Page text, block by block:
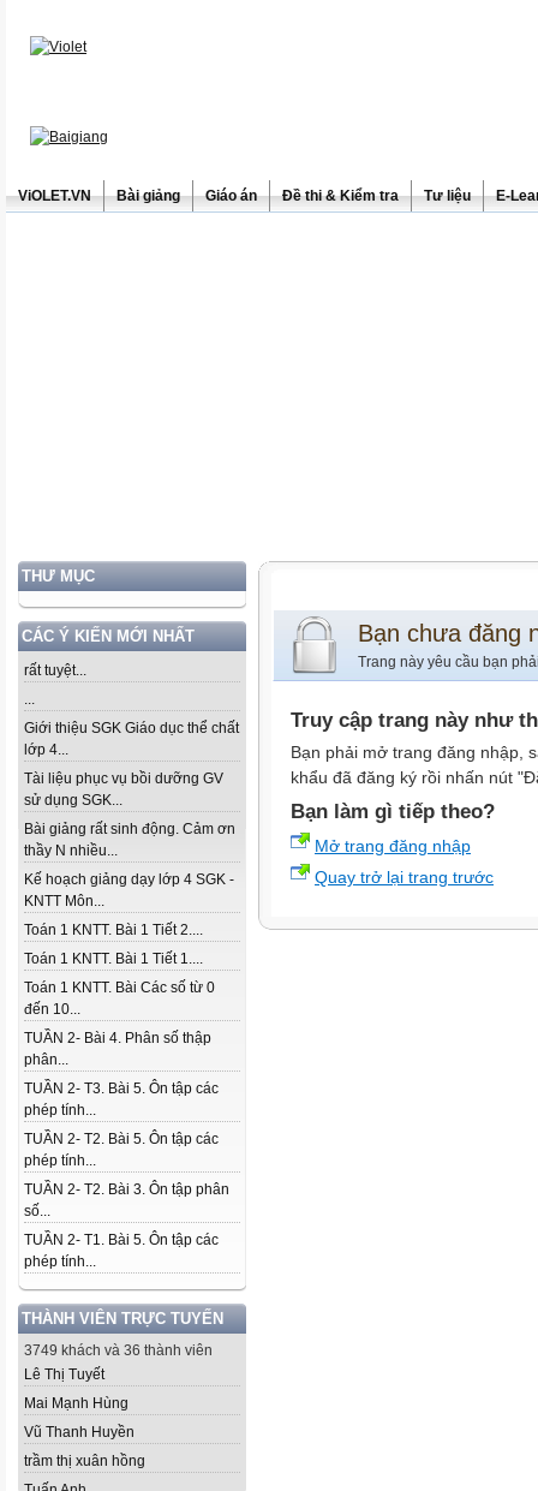
ViOLET.VN Bài giảng Giáo án Đề thi & Kiểm tra Tư liệu E-
THƯ MỤC
CÁC Ý KIẾN MỚI NHẤT
rất tuyệt...
...
Giới thiệu SGK Giáo dục thể chất
lớp 4...
Tài liệu phục vụ bồi dưỡng GV
sử dụng SGK...
Bài giảng rất sinh động. Cảm ơn
thầy N nhiều...
Kế hoạch giảng dạy lớp 4 SGK -
KNTT Môn...
Toán 1 KNTT. Bài 1 Tiết 2....
Toán 1 KNTT. Bài 1 Tiết 1....
Toán 1 KNTT. Bài Các số từ 0
đến 10...
TUẦN 2- Bài 4. Phân số thập
phân...
TUẦN 2- T3. Bài 5. Ôn tập các
phép tính...
TUẦN 2- T2. Bài 5. Ôn tập các
phép tính...
TUẦN 2- T2. Bài 3. Ôn tập phân
số...
TUẦN 2- T1. Bài 5. Ôn tập các
phép tính...
THÀNH VIÊN TRỰC TUYẾN
3749 khách và 36 thành viên
Lê Thị Tuyết
Mai Mạnh Hùng
Vũ Thanh Huyền
trầm thị xuân hồng
Bạn chưa đăng
Trang này yêu cầu bạn
Truy cập trang này như
Bạn phải mở trang đăng nhập,
khẩu đã đăng ký rồi nhấn nút
Bạn làm gì tiếp theo?
Mở trang đăng nhập
Quay trở lại trang trước